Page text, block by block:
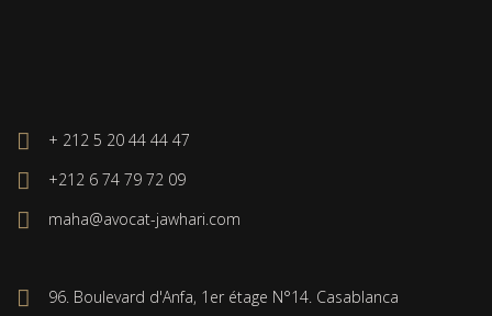
+ 212 5 20 44 44 47
+212 6 74 79 72 09
maha@avocat-jawhari.com
96. Boulevard d'Anfa, 1er étage N°14. Casablanca